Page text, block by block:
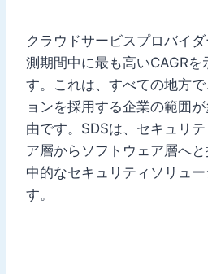
クラウドサービスプロバイ
測期間中に最も高いCAGRを
す。これは、すべての地方
ョンを採用する企業の範囲
由です。SDSは、セキュリ
ア層からソフトウェア層へ
中的なセキュリティソリュ
す。